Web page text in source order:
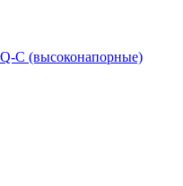
C (высоконапорные)